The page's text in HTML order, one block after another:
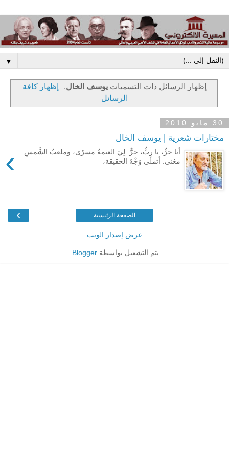
▼
‏إظهار الرسائل ذات التسميات يوسف الخال.
إظهار كافة
الرسائل
30 مايو 2010
مختارات شعرية | يوسف الخال
›
أنا حرٌّ، يا ربُّ، حرٌّ: لِيَ العتمةُ مسرًى، وملعبُ الشَّمسِ
مغنى. أتملَّى وَجْهَ الحقيقة،
› الصفحة الرئيسية
عرض إصدار الويب
يتم التشغيل بواسطة Blogger
.